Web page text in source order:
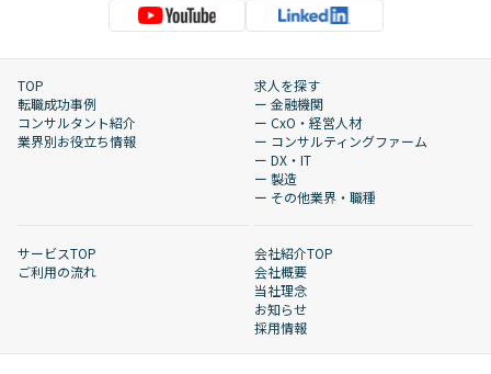
TOP
転職成功事例
コンサルタント紹介
業界別お役立ち情報
求人を探す
ー 金融機関
ー CxO・経営人材
ー コンサルティングファーム
ー DX・IT
ー 製造
ー その他業界・職種
サービスTOP
ご利用の流れ
会社紹介TOP
会社概要
当社理念
お知らせ
採用情報